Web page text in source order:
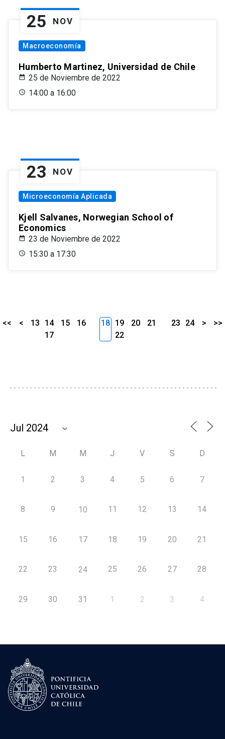
25 NOV
Macroeconomía
Humberto Martinez, Universidad de Chile
25 de Noviembre de 2022
14:00 a 16:00
23 NOV
Microeconomía Aplicada
Kjell Salvanes, Norwegian School of
Economics
23 de Noviembre de 2022
15:30 a 17:30
<< < 13 14 15
16
17
18 19 20
21
22
23 24 > >>
L M M J V S D
1 2 3 4 5 6 7
8 9 10 11 12 13 14
15 16 17 18 19 20 21
22 23 24 25 26 27 28
29 30 31 1 2 3 4